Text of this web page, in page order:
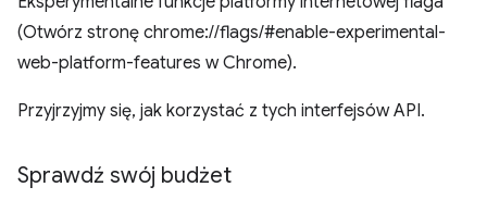
(Otwórz stronę chrome://flags/#enable-experimental-
web-platform-features w Chrome).
Przyjrzyjmy się, jak korzystać z tych interfejsów API.
Sprawdź swój budżet